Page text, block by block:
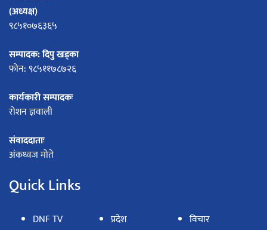
(अध्यक्ष)
९८५१०७६३६५
सम्पादक: दिपु खड्का
फोन: ९८५११७८७२६
कार्यकारी सम्पादकः
रोशन ज्ञवाली
संवाददाताः
अंकध्वज मोते
Quick Links
DNF TV
प्रदेश
विचार